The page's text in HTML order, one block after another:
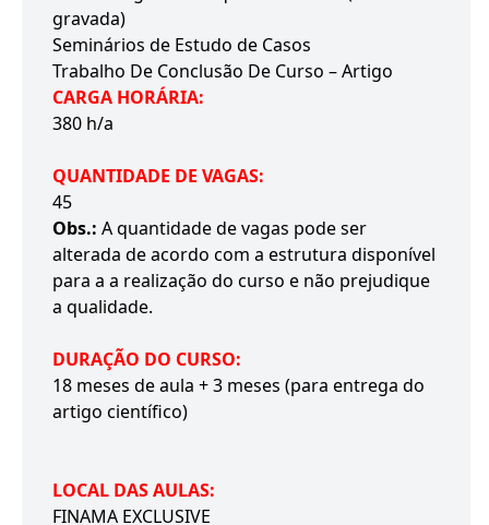
gravada)
Seminários de Estudo de Casos
Trabalho De Conclusão De Curso – Artigo
CARGA HORÁRIA:
380 h/a
QUANTIDADE DE VAGAS:
45
Obs.: A quantidade de vagas pode ser
alterada de acordo com a estrutura disponível
para a a realização do curso e não prejudique
a qualidade.
DURAÇÃO DO CURSO:
18 meses de aula + 3 meses (para entrega do
artigo científico)
LOCAL DAS AULAS:
FINAMA EXCLUSIVE